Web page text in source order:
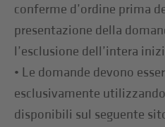
conferme d’ordine prima
presentazione della
l’esclusione dell’intera
• Le domande devono
esclusivamente
disponibili sul seguente